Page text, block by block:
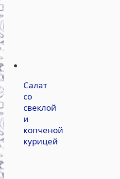
Салат
со
свеклой
и
копченой
курицей